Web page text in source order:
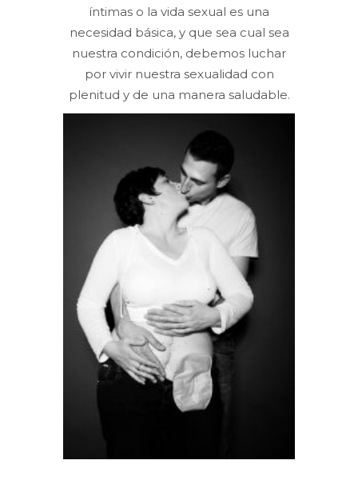
íntimas o la vida sexual es una
necesidad básica, y que sea cual sea
nuestra condición, debemos luchar
por vivir nuestra sexualidad con
plenitud y de una manera saludable.